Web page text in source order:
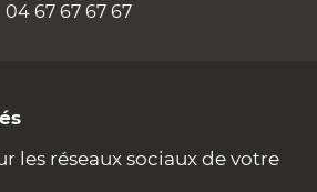
04 67 67 67 67
les réseaux sociaux de votre